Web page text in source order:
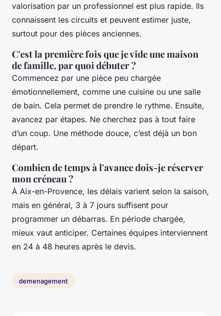
valorisation par un professionnel est plus rapide. Ils
connaissent les circuits et peuvent estimer juste,
surtout pour des pièces anciennes.
C'est la première fois que je vide une maison
de famille, par quoi débuter ?
Commencez par une pièce peu chargée
émotionnellement, comme une cuisine ou une salle
de bain. Cela permet de prendre le rythme. Ensuite,
avancez par étapes. Ne cherchez pas à tout faire
d’un coup. Une méthode douce, c’est déjà un bon
départ.
Combien de temps à l'avance dois-je réserver
mon créneau ?
À Aix-en-Provence, les délais varient selon la saison,
mais en général, 3 à 7 jours suffisent pour
programmer un débarras. En période chargée,
mieux vaut anticiper. Certaines équipes interviennent
en 24 à 48 heures après le devis.
demenagement